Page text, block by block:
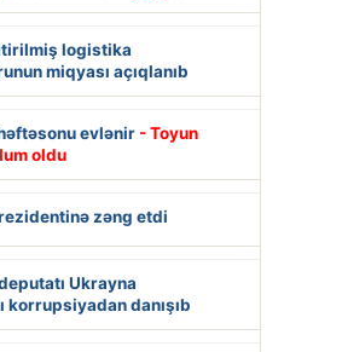
logistika
miqyası açıqlanıb
evlənir - Toyun
oldu
zəng etdi
Ukrayna
korrupsiyadan danışıb